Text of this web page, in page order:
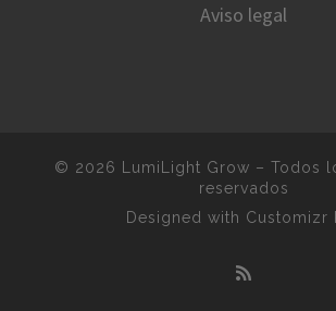
Aviso legal
© 2026 LumiLight Grow – Todos
reservados
Designed with Customizr